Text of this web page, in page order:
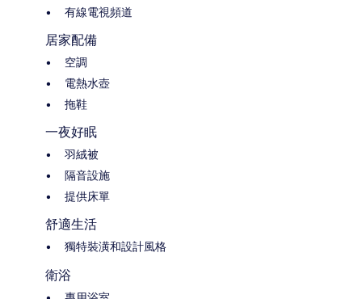
有線電視頻道
居家配備
空調
電熱水壺
拖鞋
一夜好眠
羽絨被
隔音設施
提供床單
舒適生活
獨特裝潢和設計風格
衛浴